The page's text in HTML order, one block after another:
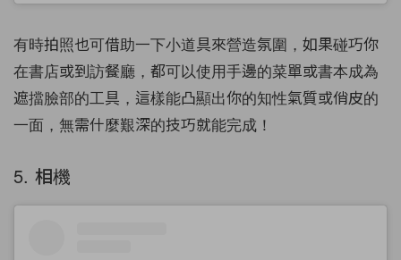
有時拍照也可借助一下小道具來營造氛圍，如果碰巧你
在書店或到訪餐廳，都可以使用手邊的菜單或書本成為
遮擋臉部的工具，這樣能凸顯出你的知性氣質或俏皮的
一面，無需什麼艱深的技巧就能完成！
5. 相機